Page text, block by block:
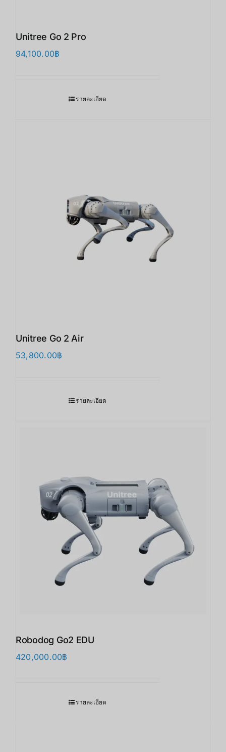
Unitree Go 2 Pro
94,100.00฿
รายละเอียด
Unitree Go 2 Air
53,800.00฿
รายละเอียด
Robodog Go2 EDU
420,000.00฿
รายละเอียด